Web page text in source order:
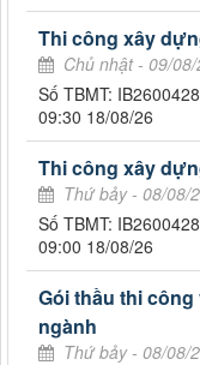
Thi công xây
Chủ nhật - 09/
Số TBMT:
09:30 18/08/26
Thi công xây
Thứ bảy - 08/08/
Số TBMT:
09:00 18/08/26
Gói thầu thi
ngành
Thứ bảy - 08/08/